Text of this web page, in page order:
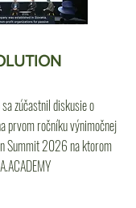
zúčastnil diskusie o
prvom ročníku výnimočnej
Summit 2026 na ktorom